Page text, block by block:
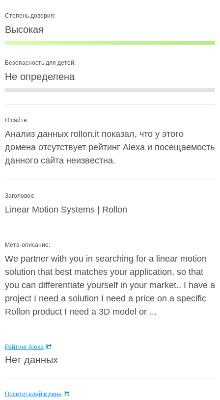
Степень доверия:
Высокая
Безопасность для детей:
Не определена
О сайте:
Анализ данных rollon.it показал, что у этого
домена отсутствует рейтинг Alexa и посещаемость
данного сайта неизвестна.
Заголовок:
Linear Motion Systems | Rollon
Мета-описание:
We partner with you in searching for a linear motion
solution that best matches your application, so that
you can differentiate yourself in your market.. I have a
project I need a solution I need a price on a specific
Rollon product I need a 3D model or ...
Рейтинг Alexa
Нет данных
Посетителей в день